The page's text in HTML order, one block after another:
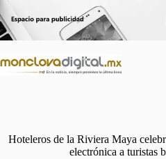
al
contenido
Hoteleros de la Riviera Maya
electrónica a turistas